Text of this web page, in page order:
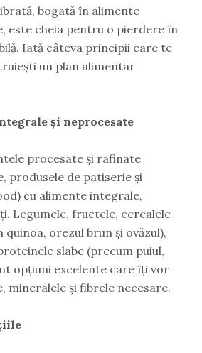
bogată în alimente
este cheia pentru o pierdere în
Iată câteva principii care te
un plan alimentar
și neprocesate
procesate și rafinate
produsele de patiserie și
cu alimente integrale,
Legumele, fructele, cerealele
orezul brun și ovăzul),
slabe (precum puiul,
opțiuni excelente care îți vor
mineralele și fibrele necesare.